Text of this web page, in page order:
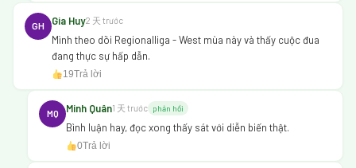
GH Gia Huy2 天 trước
Mình theo dõi Regionalliga - West mùa này và thấy cuộc đua
đang thực sự hấp dẫn.
19Trả lời
MQ Minh Quân1 天 trước phản hồi
Bình luận hay, đọc xong thấy sát với diễn biến thật.
0Trả lời